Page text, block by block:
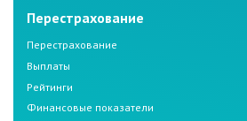
Перестрахование
Перестрахование
Выплаты
Рейтинги
Финансовые показатели